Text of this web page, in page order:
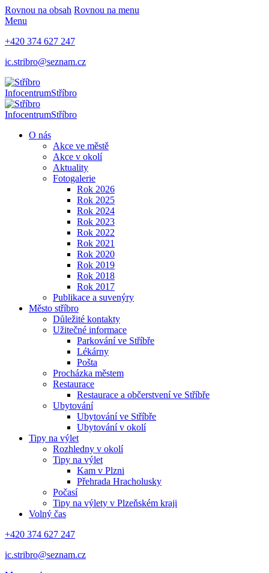
Rovnou na obsah Rovnou na menu
Menu
+420 374 627 247
ic.stribro@seznam.cz
InfocentrumStříbro
InfocentrumStříbro
O nás
Akce ve městě
Akce v okolí
Aktuality
Fotogalerie
Rok 2026
Rok 2025
Rok 2024
Rok 2023
Rok 2022
Rok 2021
Rok 2020
Rok 2019
Rok 2018
Rok 2017
Publikace a suvenýry
Město stříbro
Důležité kontakty
Užitečné informace
Parkování ve Stříbře
Lékárny
Pošta
Procházka městem
Restaurace
Restaurace a občerstvení ve Stříbře
Ubytování
Ubytování ve Stříbře
Ubytování v okolí
Tipy na výlet
Rozhledny v okolí
Tipy na výlet
Kam v Plzni
Přehrada Hracholusky
Počasí
Tipy na výlety v Plzeňském kraji
Volný čas
+420 374 627 247
ic.stribro@seznam.cz